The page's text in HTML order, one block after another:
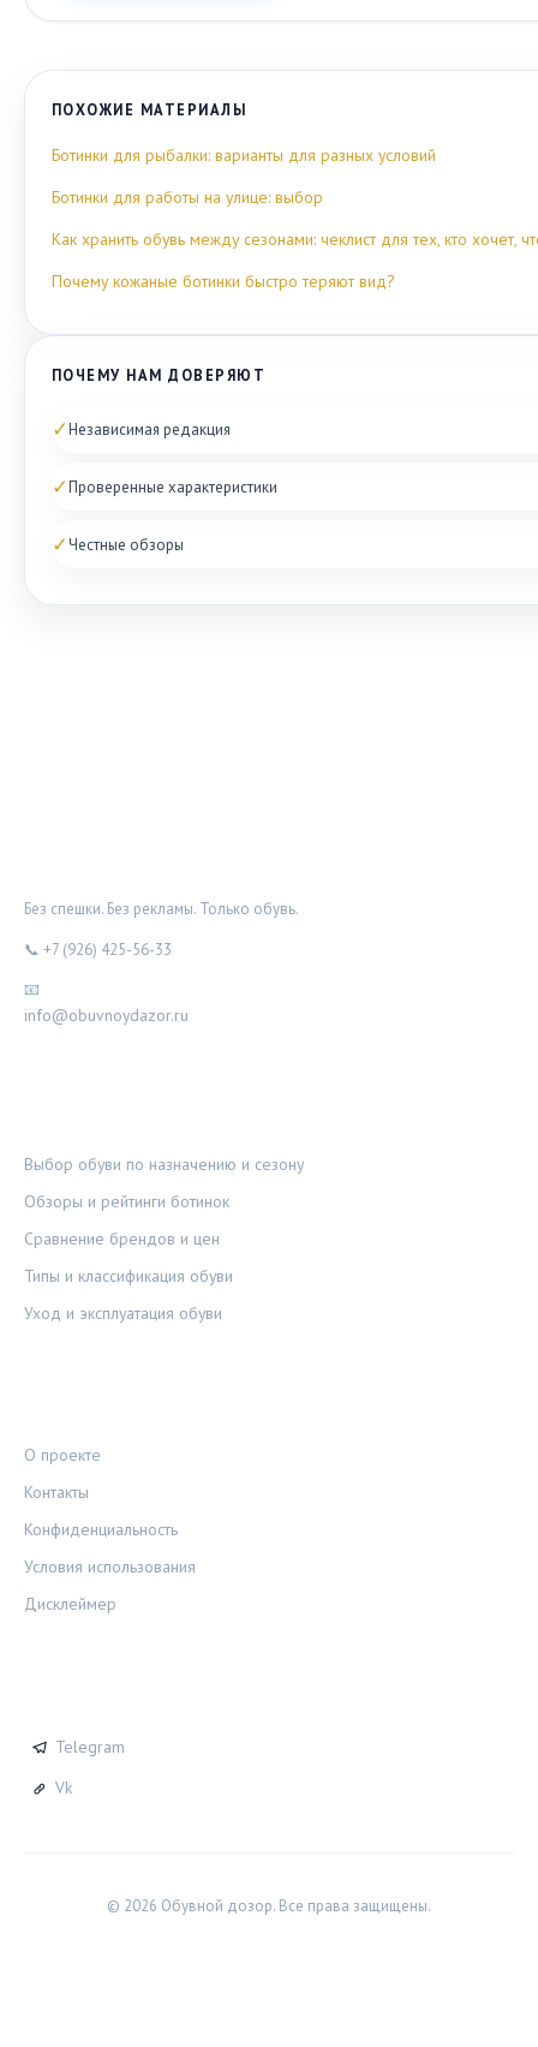
ПОХОЖИЕ МАТЕРИАЛЫ
Ботинки для рыбалки: варианты для разных условий
Ботинки для работы на улице: выбор
Как хранить обувь между сезонами: чеклист для тех, кто хочет,
Почему кожаные ботинки быстро теряют вид?
ПОЧЕМУ НАМ ДОВЕРЯЮТ
✓Независимая редакция
✓Проверенные характеристики
✓Честные обзоры
Без спешки. Без рекламы. Только обувь.
📞 +7 (926) 425-56-33
📧
info@obuvnoydazor.ru
Выбор обуви по назначению и сезону
Обзоры и рейтинги ботинок
Сравнение брендов и цен
Типы и классификация обуви
Уход и эксплуатация обуви
О проекте
Контакты
Конфиденциальность
Условия использования
Дисклеймер
Telegram
Vk
© 2026 Обувной дозор. Все права защищены.